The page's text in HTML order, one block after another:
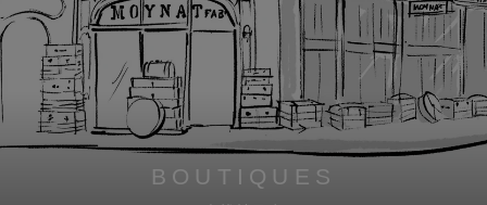
BOUTIQUES